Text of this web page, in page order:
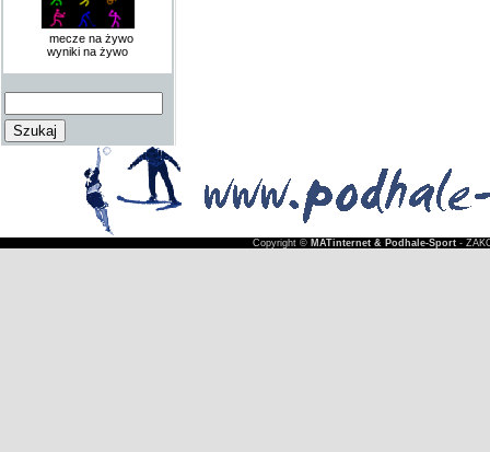
mecze na żywo
wyniki na żywo
Copyright © MATinternet & Podhale-Sport-